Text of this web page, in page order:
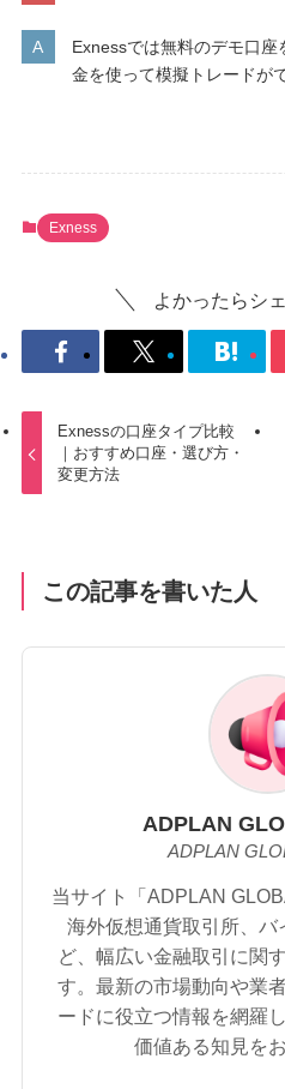
Exnessでは無料のデモ口
金を使って模擬トレードが
Exness
よかったらシ
Exnessの口座タイプ比較
｜おすすめ口座・選び方・
変更方法
この記事を書いた人
ADPLAN
ADPLAN
当サイト「ADPLAN
海外仮想通貨取引所、
ど、幅広い金融取引に関
す。最新の市場動向や業
ードに役立つ情報を網羅
価値ある知見を